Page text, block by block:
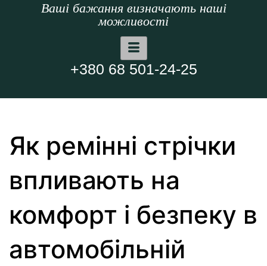
Ваші бажання визначають наші
можливості
+380 68 501-24-25
Як ремінні стрічки
впливають на
комфорт і безпеку в
автомобільній